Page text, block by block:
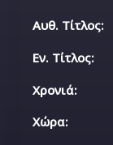
Αυθ. Τίτλος:
Εν. Τίτλος:
Χρονιά:
Χώρα: